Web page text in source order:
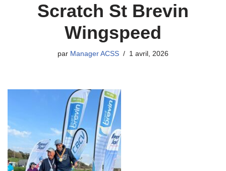
Scratch St Brevin
Wingspeed
par Manager ACSS 1 avril, 2026